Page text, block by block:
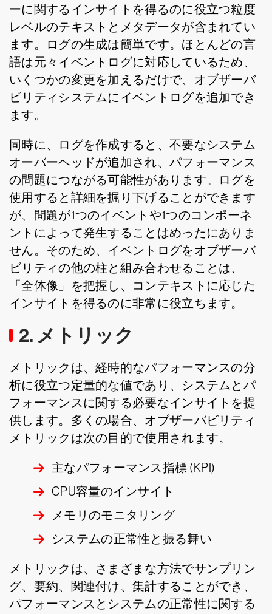
ーに関するインサイトを得るのに役立つ粒度
レベルのテキストとメタデータが含まれてい
ます。ログの生成は簡単です。ほとんどの言
語は元々イベントログに対応しているため、
いくつかの変更を加えるだけで、オブザーバ
ビリティシステムにイベントログを追加でき
ます。
同時に、ログを作成すると、不要なシステム
オーバーヘッドが追加され、パフォーマンス
の問題につながる可能性があります。ログを
使用すると詳細を掘り下げることができます
が、問題が1つのイベントや1つのコンポーネ
ントによって発生することはめったにありま
せん。そのため、イベントログをオブザーバ
ビリティの他の柱と組み合わせることは、
「全体像」を把握し、コンテキストに応じた
インサイトを得るのに非常に役立ちます。
2. メトリック
メトリックは、経時的なパフォーマンスの分
析に役立つ定量的な値であり、システムとパ
フォーマンスに関する必要なインサイトを提
供します。多くの場合、オブザーバビリティ
メトリックは次の目的で使用されます。
主なパフォーマンス指標 (KPI)
CPU容量のインサイト
メモリのモニタリング
システムの正常性と振る舞い
メトリックは、さまざまな方法でサンプリン
グ、要約、関連付け、集計することができ、
パフォーマンスとシステムの正常性に関する